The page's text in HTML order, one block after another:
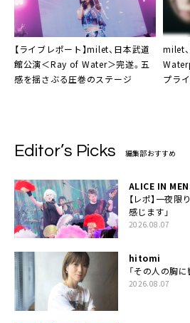
【ライブレポート】milet、日本武道
館公演＜Ray of Water＞完遂。五
感を揺さぶる圧巻のステージ
milet
プラ
Editor’s Picks 編集部おすすめ
ALICE IN
【レポ】一夜
感じます」
2026.08.07
hitomi
「その人の胸
2026.08.07